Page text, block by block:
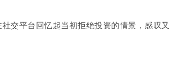
平台回忆起当初拒绝投资的情景，感叹